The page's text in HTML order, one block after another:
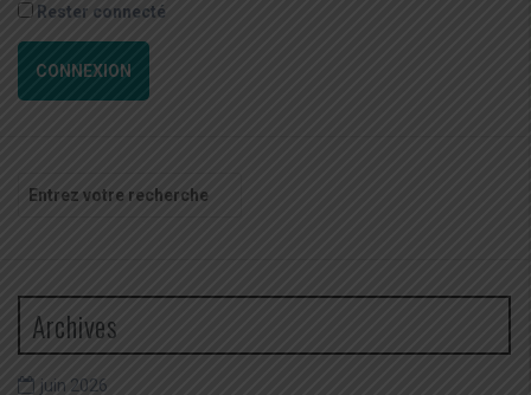
Rester connecté
CONNEXION
pour
Archives
juin 2026